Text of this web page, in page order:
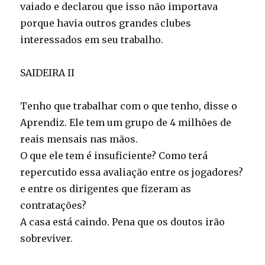
vaiado e declarou que isso não importava
porque havia outros grandes clubes
interessados em seu trabalho.
SAIDEIRA II
Tenho que trabalhar com o que tenho, disse o
Aprendiz. Ele tem um grupo de 4 milhões de
reais mensais nas mãos.
O que ele tem é insuficiente? Como terá
repercutido essa avaliação entre os jogadores?
e entre os dirigentes que fizeram as
contratações?
A casa está caindo. Pena que os doutos irão
sobreviver.